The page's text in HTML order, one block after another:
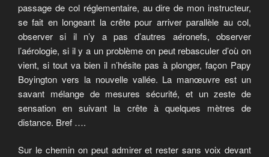
passage de col réglementaire, au dire de mon instructeur,
se fait en longeant la crête pour arriver parallèle au col,
observer si il n’y a pas d’autres aéronefs, observer
l’aérologie, si il y a un problème on peut rebasculer d’où on
vient, si tout va bien il n’hésite pas à plonger, façon Papy
Boyington vers la nouvelle vallée. La manœuvre est un
savant mélange de mesures sécurité, et un zeste de
sensation en suivant la crête à quelques mètres de
distance. Bref ….
Sur le chemin on peut admirer et rester sans voix devant